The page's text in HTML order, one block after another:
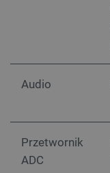
Audio
Przetwornik
ADC